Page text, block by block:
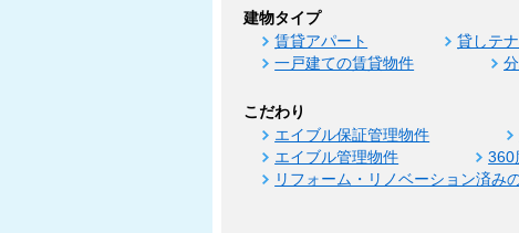
建物タイプ
賃貸アパート 貸しテ
一戸建ての賃貸物件
こだわり
エイブル保証管理物件
エイブル管理物件
360
リフォーム・リノベーション済み